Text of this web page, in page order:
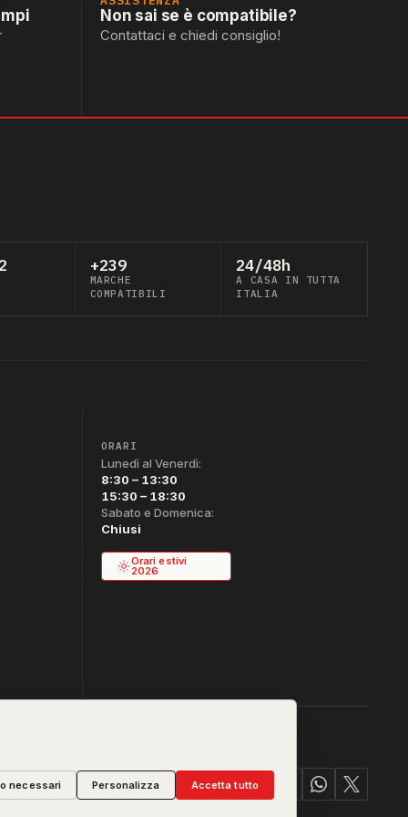
Non sai se è compatibile?
Contattaci e chiedi consiglio!
+239
MARCHE
COMPATIBILI
24/48h
A CASA IN TUTTA
ITALIA
ORARI
Lunedì al Venerdì:
8:30 – 13:30
15:30 – 18:30
Sabato e Domenica:
Chiusi
Orari estivi
2026
necessari Personalizza Accetta tutto